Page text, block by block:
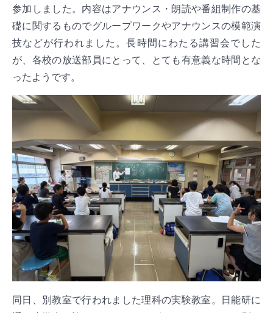
参加しました。内容はアナウンス・朗読や番組制作の基
礎に関するものでグループワークやアナウンスの模範演
技などが行われました。長時間にわたる講習会でした
が、各校の放送部員にとって、とても有意義な時間とな
ったようです。
同日、別教室で行われました理科の実験教室。日能研に